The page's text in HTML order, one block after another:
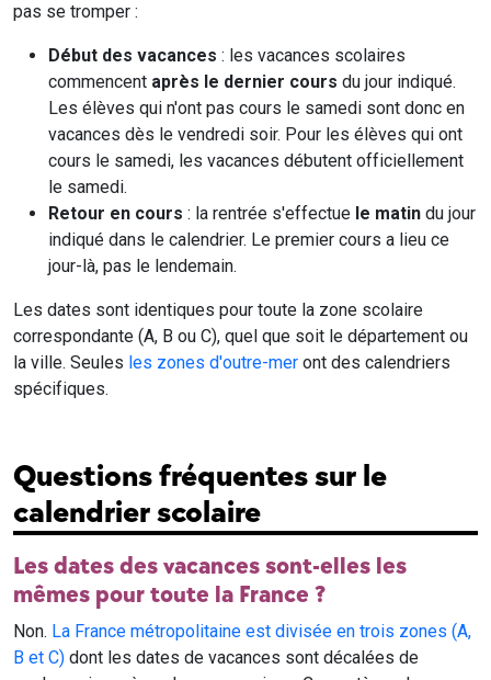
pas se tromper :
Début des vacances : les vacances scolaires
commencent après le dernier cours du jour indiqué.
Les élèves qui n'ont pas cours le samedi sont donc en
vacances dès le vendredi soir. Pour les élèves qui ont
cours le samedi, les vacances débutent officiellement
le samedi.
Retour en cours : la rentrée s'effectue le matin du jour
indiqué dans le calendrier. Le premier cours a lieu ce
jour-là, pas le lendemain.
Les dates sont identiques pour toute la zone scolaire
correspondante (A, B ou C), quel que soit le département ou
la ville. Seules les zones d'outre-mer ont des calendriers
spécifiques.
Questions fréquentes sur le
calendrier scolaire
Les dates des vacances sont-elles les
mêmes pour toute la France ?
Non. La France métropolitaine est divisée en trois zones (A,
B et C) dont les dates de vacances sont décalées de